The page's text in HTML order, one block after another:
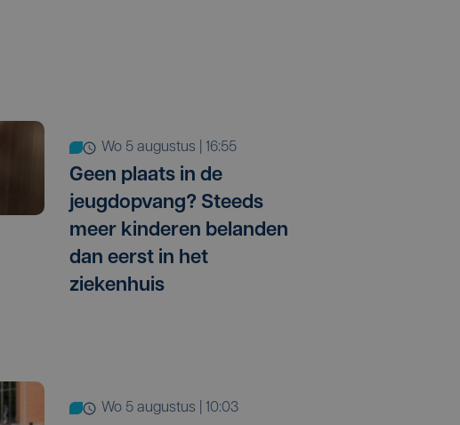
wo 5 augustus | 16:55
Geen plaats in de
jeugdopvang? Steeds
meer kinderen belanden
dan eerst in het
ziekenhuis
wo 5 augustus | 10:03